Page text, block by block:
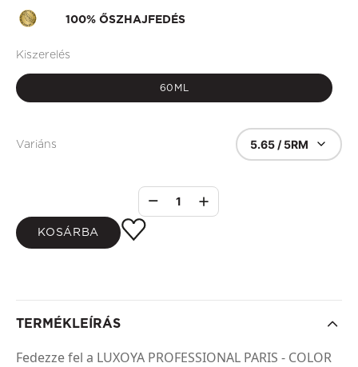
100% ŐSZHAJFEDÉS
Kiszerelés
60ML
Variáns 5.65 / 5RM
1
KOSÁRBA
TERMÉKLEÍRÁS
Fedezze fel a LUXOYA PROFESSIONAL PARIS - COLOR